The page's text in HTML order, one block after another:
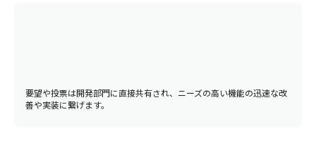
要望や投票は開発部門に直接共有され、ニーズの高い機能の迅速な改
善や実装に繋げます。